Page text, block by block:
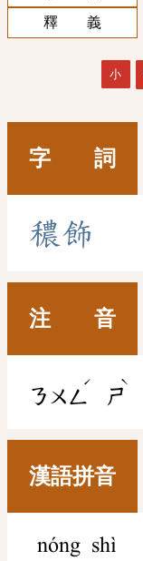
釋 義
小
字 詞
穠飾
注 音
ㄋㄨㄥ
ˊ
ㄕ
ˋ
漢語拼音
nóng shì